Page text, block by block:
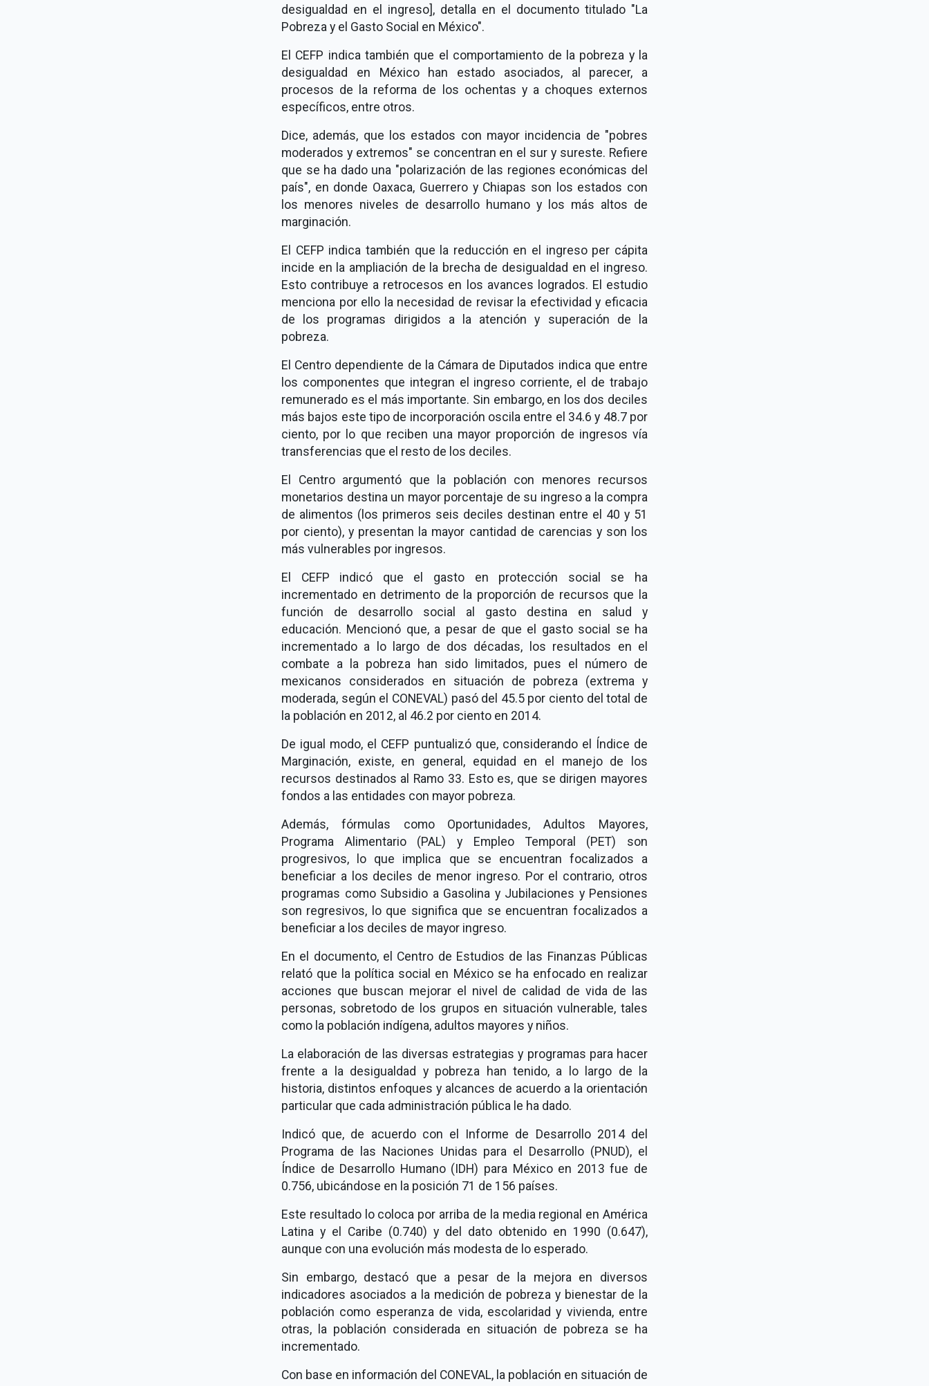
desigualdad en el ingreso], detalla en el documento titulado "La
Pobreza y el Gasto Social en México".
El CEFP indica también que el comportamiento de la pobreza y la
desigualdad en México han estado asociados, al parecer, a
procesos de la reforma de los ochentas y a choques externos
específicos, entre otros.
Dice, además, que los estados con mayor incidencia de "pobres
moderados y extremos" se concentran en el sur y sureste. Refiere
que se ha dado una "polarización de las regiones económicas del
país", en donde Oaxaca, Guerrero y Chiapas son los estados con
los menores niveles de desarrollo humano y los más altos de
marginación.
El CEFP indica también que la reducción en el ingreso per cápita
incide en la ampliación de la brecha de desigualdad en el ingreso.
Esto contribuye a retrocesos en los avances logrados. El estudio
menciona por ello la necesidad de revisar la efectividad y eficacia
de los programas dirigidos a la atención y superación de la
pobreza.
El Centro dependiente de la Cámara de Diputados indica que entre
los componentes que integran el ingreso corriente, el de trabajo
remunerado es el más importante. Sin embargo, en los dos deciles
más bajos este tipo de incorporación oscila entre el 34.6 y 48.7 por
ciento, por lo que reciben una mayor proporción de ingresos vía
transferencias que el resto de los deciles.
El Centro argumentó que la población con menores recursos
monetarios destina un mayor porcentaje de su ingreso a la compra
de alimentos (los primeros seis deciles destinan entre el 40 y 51
por ciento), y presentan la mayor cantidad de carencias y son los
más vulnerables por ingresos.
El CEFP indicó que el gasto en protección social se ha
incrementado en detrimento de la proporción de recursos que la
función de desarrollo social al gasto destina en salud y
educación. Mencionó que, a pesar de que el gasto social se ha
incrementado a lo largo de dos décadas, los resultados en el
combate a la pobreza han sido limitados, pues el número de
mexicanos considerados en situación de pobreza (extrema y
moderada, según el CONEVAL) pasó del 45.5 por ciento del total de
la población en 2012, al 46.2 por ciento en 2014.
De igual modo, el CEFP puntualizó que, considerando el Índice de
Marginación, existe, en general, equidad en el manejo de los
recursos destinados al Ramo 33. Esto es, que se dirigen mayores
fondos a las entidades con mayor pobreza.
Además, fórmulas como Oportunidades, Adultos Mayores,
Programa Alimentario (PAL) y Empleo Temporal (PET) son
progresivos, lo que implica que se encuentran focalizados a
beneficiar a los deciles de menor ingreso. Por el contrario, otros
programas como Subsidio a Gasolina y Jubilaciones y Pensiones
son regresivos, lo que significa que se encuentran focalizados a
beneficiar a los deciles de mayor ingreso.
En el documento, el Centro de Estudios de las Finanzas Públicas
relató que la política social en México se ha enfocado en realizar
acciones que buscan mejorar el nivel de calidad de vida de las
personas, sobretodo de los grupos en situación vulnerable, tales
como la población indígena, adultos mayores y niños.
La elaboración de las diversas estrategias y programas para hacer
frente a la desigualdad y pobreza han tenido, a lo largo de la
historia, distintos enfoques y alcances de acuerdo a la orientación
particular que cada administración pública le ha dado.
Indicó que, de acuerdo con el Informe de Desarrollo 2014 del
Programa de las Naciones Unidas para el Desarrollo (PNUD), el
Índice de Desarrollo Humano (IDH) para México en 2013 fue de
0.756, ubicándose en la posición 71 de 156 países.
Este resultado lo coloca por arriba de la media regional en América
Latina y el Caribe (0.740) y del dato obtenido en 1990 (0.647),
aunque con una evolución más modesta de lo esperado.
Sin embargo, destacó que a pesar de la mejora en diversos
indicadores asociados a la medición de pobreza y bienestar de la
población como esperanza de vida, escolaridad y vivienda, entre
otras, la población considerada en situación de pobreza se ha
incrementado.
Con base en información del CONEVAL, la población en situación de